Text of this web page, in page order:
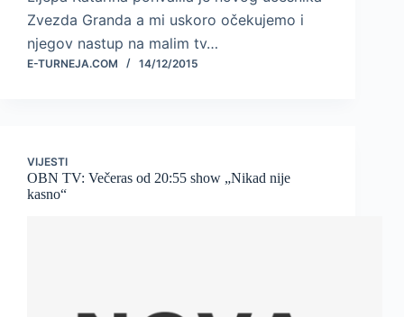
Zvezda Granda a mi uskoro očekujemo i
njegov nastup na malim tv…
E-TURNEJA.COM 14/12/2015
VIJESTI
OBN TV: Večeras od 20:55 show „Nikad nije
kasno“